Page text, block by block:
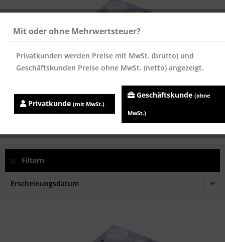
Niveus COLOR lavendel (LA12), farbiges...
500 Blatt
ab 7,32 € *
Filtern
Mit oder ohne Mehrwertsteuer?
Privatkunden werden Preise mit MwSt. (brutto) und
Geschäftskunden Preise ohne MwSt. (netto) angezeigt.
Privatkunde (mit MwSt.)
Geschäftskunde (ohne
MwSt.)